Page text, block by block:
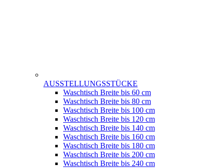
AUSSTELLUNGSSTÜCKE
Waschtisch Breite bis 60 cm
Waschtisch Breite bis 80 cm
Waschtisch Breite bis 100 cm
Waschtisch Breite bis 120 cm
Waschtisch Breite bis 140 cm
Waschtisch Breite bis 160 cm
Waschtisch Breite bis 180 cm
Waschtisch Breite bis 200 cm
Waschtisch Breite bis 240 cm